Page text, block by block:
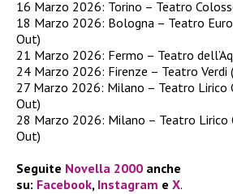
16 Marzo 2026: Torino – Teatro
18 Marzo 2026: Bologna – Teatro
Out)
21 Marzo 2026: Fermo – Teatro
24 Marzo 2026: Firenze – Teatro Verdi
27 Marzo 2026: Milano – Teatro Lirico
Out)
28 Marzo 2026: Milano – Teatro Lirico
Out)
Seguite Novella 2000 anche
su: Facebook, Instagram e X.